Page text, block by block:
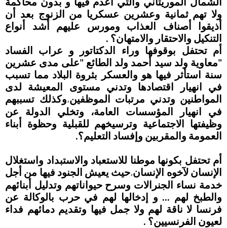
ولا تهم ثمانية وعشرين عسكريا من الزنوج بعد أن
أذيقوا أصناف العذاب ومورس عليهم أشد أنواع
التنكيل والاحتقار والامتهان؟ .
أم تحتفل بوقوفها وراء الدكتاتور و عراب الفساد
"معاوية ولد سيد أحمد ولد الطائع "على مدى عشرين
سنة استأثر فيها هو والعسكر بثروة البلاد مما تسبب
في انهيار اقتصادها وتدني مستوى المعيشة لدى
المواطنين وتدني مرتبات الموظفين،وكذلك تسببهم
في انهيار المؤسسات العامة، وتخلي الدولة عن
وظيفتها الاجتماعية وترسيخهم للقبلية وحظوة أبناء
العمومة والمقربين وإفساد التعليم؟.
أم تحتفل بكونها موطنا للاستعباد والاستبداد واستغلال
الإنسان لآخوه الإنسان،حيث يعيش الجنود فيها من أجل
خدمة نساء الجنرالات وسرح حيواناتهم وتدليل أبنائهم
والطبخ لهم ... و إدخالها لهم في حرب بالوكالة عن
فرنسا لا ناقة لهم ولا جمل فيها وتقديم دمائهم فداء
لعيون الفرنسيين؟ .